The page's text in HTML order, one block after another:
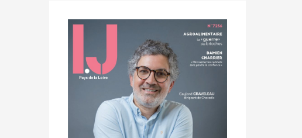
abonnés
Notre
magazine